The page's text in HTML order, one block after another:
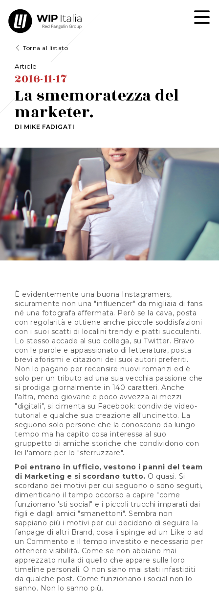
Torna al listato
Article
2016-11-17
La smemoratezza del
marketer.
DI MIKE FADIGATI
È evidentemente una buona Instagramers,
sicuramente non una "influencer" da migliaia di fans
né una fotografa affermata. Però se la cava, posta
con regolarità e ottiene anche piccole soddisfazioni
con i suoi scatti di localini trendy e piatti succulenti.
Lo stesso accade al suo collega, su Twitter. Bravo
con le parole e appassionato di letteratura, posta
brevi aforismi e citazioni dei suoi autori preferiti.
Non lo pagano per recensire nuovi romanzi ed è
solo per un tributo ad una sua vecchia passione che
si prodiga giornalmente in 140 caratteri. Anche
l'altra, meno giovane e poco avvezza ai mezzi
"digitali", si cimenta su Facebook: condivide video-
tutorial e qualche sua creazione all'uncinetto. La
seguono solo persone che la conoscono da lungo
tempo ma ha capito cosa interessa al suo
gruppetto di amiche storiche che condividono con
lei l'amore per lo "sferruzzare".
Poi entrano in ufficio, vestono i panni del team
di Marketing e si scordano tutto. O quasi. Si
scordano dei motivi per cui seguono o sono seguiti,
dimenticano il tempo occorso a capire "come
funzionano 'sti social" e i piccoli trucchi imparati dai
figli e dagli amici "smanettoni". Sembra non
sappiano più i motivi per cui decidono di seguire la
fanpage di altri Brand, cosa li spinge ad un Like o ad
un Commento e il tempo investito e necessario per
ottenere visibilità. Come se non abbiano mai
apprezzato nulla di quello che appare sulle loro
timeline personali. O non siano mai stati infastiditi
da qualche post. Come funzionano i social non lo
sanno. Non lo sanno più.